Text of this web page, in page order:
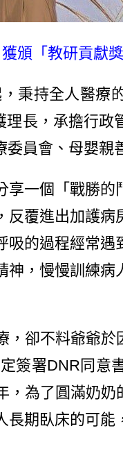
頒「教研貢獻
持全人醫療
長，承擔行
員會、母嬰親
一個「戰勝的
覆進出加護
的過程經常
，慢慢訓練
卻不料爺爺於
簽署DNR同意
為了圓滿奶
期臥床的可